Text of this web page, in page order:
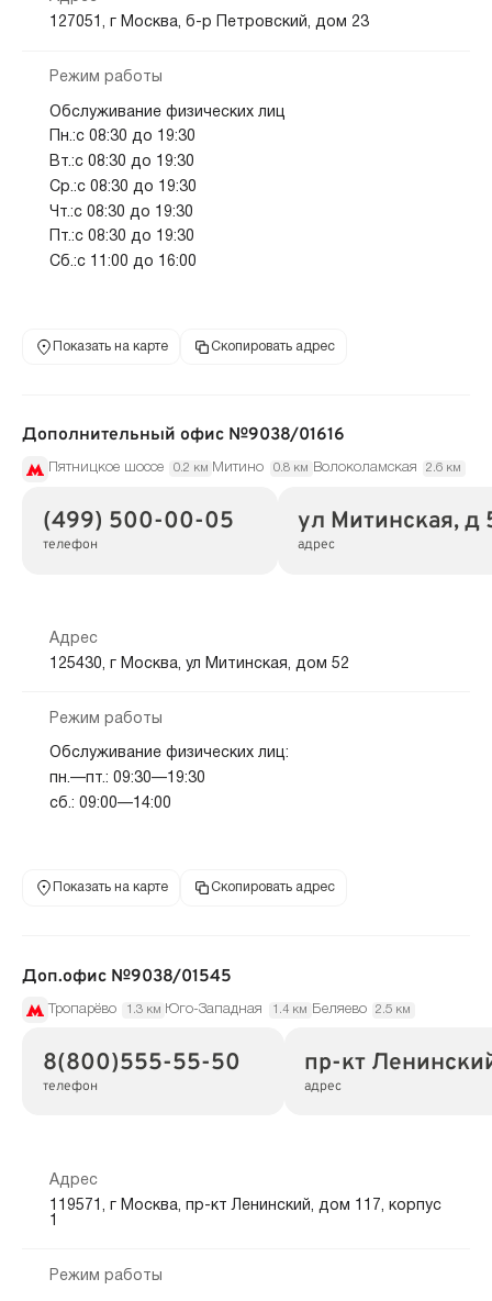
127051, г Москва, б-р Петровский, дом 23
Режим работы
Обслуживание физических лиц
Пн.:с 08:30 до 19:30
Вт.:с 08:30 до 19:30
Ср.:с 08:30 до 19:30
Чт.:с 08:30 до 19:30
Пт.:с 08:30 до 19:30
Сб.:с 11:00 до 16:00
Показать на карте Скопировать адрес
Дополнительный офис №9038/01616
Пятницкое шоссе 0.2 км Митино 0.8 км Волоколамская 2.6 км
(499) 500-00-05
телефон
ул Митинская, д
адрес
Адрес
125430, г Москва, ул Митинская, дом 52
Режим работы
Обслуживание физических лиц:
пн.—пт.: 09:30—19:30
сб.: 09:00—14:00
Показать на карте Скопировать адрес
Доп.офис №9038/01545
Тропарёво 1.3 км Юго-Западная 1.4 км Беляево 2.5 км
8(800)555-55-50
телефон
пр-кт
адрес
Адрес
119571, г Москва, пр-кт Ленинский, дом 117, корпус
1
Режим работы